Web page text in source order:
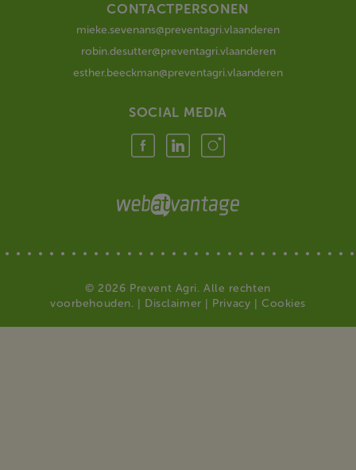
CONTACTPERSONEN
mieke.sevenans@preventagri.vlaanderen
robin.desutter@preventagri.vlaanderen
esther.beeckman@preventagri.vlaanderen
SOCIAL MEDIA
© 2026 Prevent Agri. Alle rechten
voorbehouden. | Disclaimer | Privacy | Cookies